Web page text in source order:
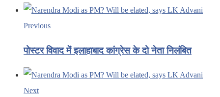
Previous
पोस्टर विवाद में इलाहाबाद कांग्रेस के दो नेता निलंबित
Next